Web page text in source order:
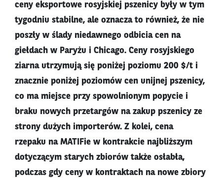
ceny eksportowe rosyjskiej pszenicy były w tym
tygodniu stabilne, ale oznacza to również, że nie
poszły w ślady niedawnego odbicia cen na
giełdach w Paryżu i Chicago. Ceny rosyjskiego
ziarna utrzymują się poniżej poziomu 200 $/t i
znacznie poniżej poziomów cen unijnej pszenicy,
co ma miejsce przy spowolnionym popycie i
braku nowych przetargów na zakup pszenicy ze
strony dużych importerów. Z kolei, cena
rzepaku na MATIFie w kontrakcie najbliższym
dotyczącym starych zbiorów także osłabła,
podczas gdy ceny w kontraktach na nowe zbiory